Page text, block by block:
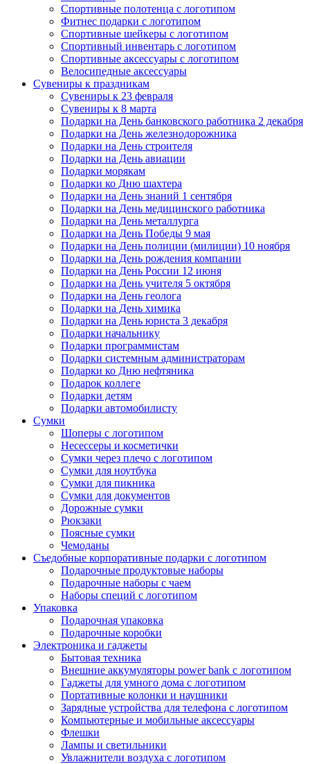
Спортивные полотенца с логотипом
Фитнес подарки с логотипом
Спортивные шейкеры с логотипом
Спортивный инвентарь с логотипом
Спортивные аксессуары с логотипом
Велосипедные аксессуары
Сувениры к праздникам
Сувениры к 23 февраля
Сувениры к 8 марта
Подарки на День банковского работника 2 декабря
Подарки на День железнодорожника
Подарки на День строителя
Подарки на День авиации
Подарки морякам
Подарки ко Дню шахтера
Подарки на День знаний 1 сентября
Подарки на День медицинского работника
Подарки на День металлурга
Подарки на День Победы 9 мая
Подарки на День полиции (милиции) 10 ноября
Подарки на День рождения компании
Подарки на День России 12 июня
Подарки на День учителя 5 октября
Подарки на День геолога
Подарки на День химика
Подарки на День юриста 3 декабря
Подарки начальнику
Подарки программистам
Подарки системным администраторам
Подарки ко Дню нефтяника
Подарок коллеге
Подарки детям
Подарки автомобилисту
Сумки
Шоперы с логотипом
Несессеры и косметички
Сумки через плечо с логотипом
Сумки для ноутбука
Сумки для пикника
Сумки для документов
Дорожные сумки
Рюкзаки
Поясные сумки
Чемоданы
Съедобные корпоративные подарки с логотипом
Подарочные продуктовые наборы
Подарочные наборы с чаем
Наборы специй с логотипом
Упаковка
Подарочная упаковка
Подарочные коробки
Электроника и гаджеты
Бытовая техника
Внешние аккумуляторы power bank с логотипом
Гаджеты для умного дома с логотипом
Портативные колонки и наушники
Зарядные устройства для телефона с логотипом
Компьютерные и мобильные аксессуары
Флешки
Лампы и светильники
Увлажнители воздуха с логотипом